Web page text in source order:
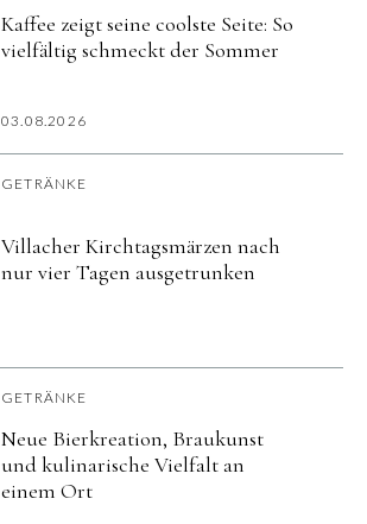
Kaffee zeigt seine coolste Seite: So
vielfältig schmeckt der Sommer
03.08.2026
GETRÄNKE
Villacher Kirchtagsmärzen nach
nur vier Tagen ausgetrunken
GETRÄNKE
Neue Bierkreation, Braukunst
und kulinarische Vielfalt an
einem Ort